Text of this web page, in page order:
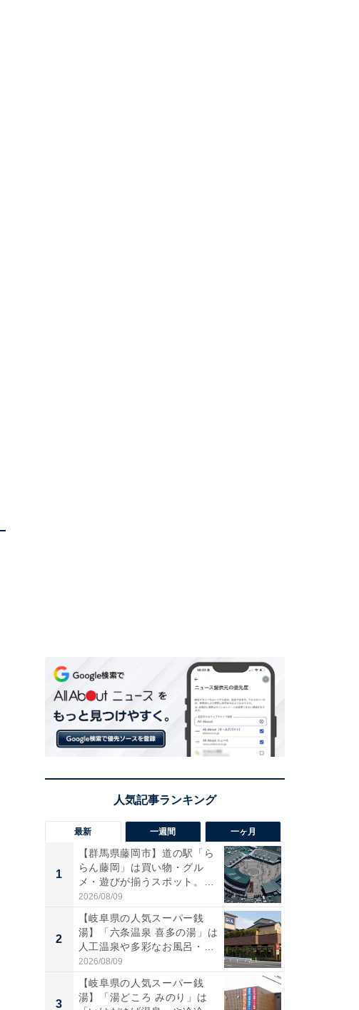
最新 一週間 一ヶ月
1
【群馬県藤岡市】道の駅「ら
らん藤岡」は買い物・グル
メ・遊びが揃うスポット。全
国で...
2026/08/09
2
【岐阜県の人気スーパー銭
湯】「六条温泉 喜多の湯」は
人工温泉や多彩なお風呂・岩
盤...
2026/08/09
3
【岐阜県の人気スーパー銭
湯】「湯どころ みのり」は